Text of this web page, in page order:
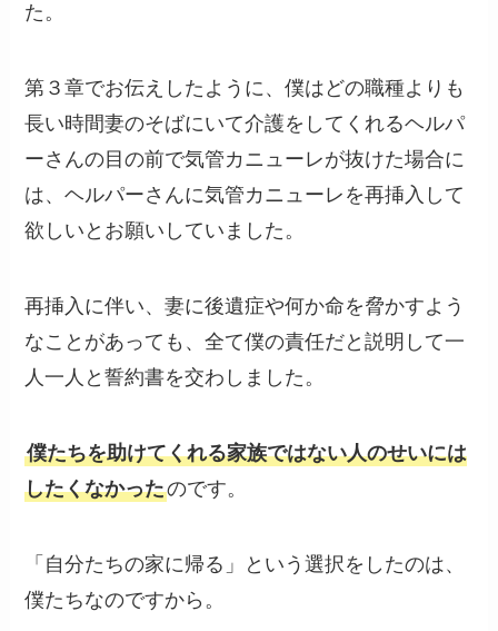
た。
第３章でお伝えしたように、僕はどの職種よりも
長い時間妻のそばにいて介護をしてくれるヘルパ
ーさんの目の前で気管カニューレが抜けた場合に
は、ヘルパーさんに気管カニューレを再挿入して
欲しいとお願いしていました。
再挿入に伴い、妻に後遺症や何か命を脅かすよう
なことがあっても、全て僕の責任だと説明して一
人一人と誓約書を交わしました。
僕たちを助けてくれる家族ではない人のせいには
したくなかったのです。
「自分たちの家に帰る」という選択をしたのは、
僕たちなのですから。